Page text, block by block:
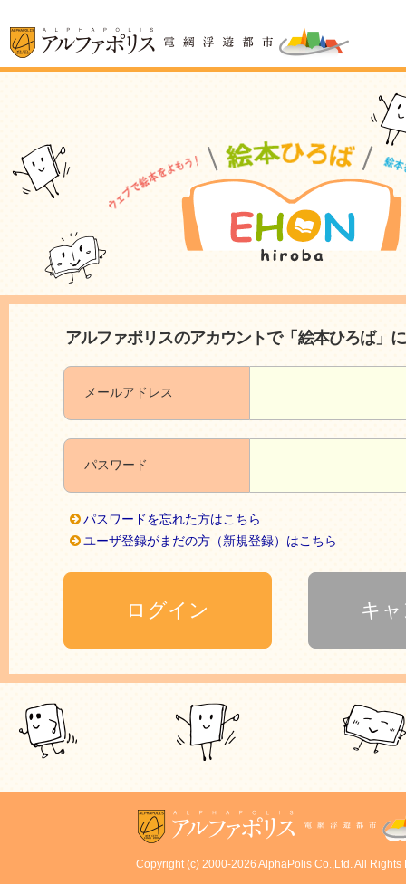
アルファポリスのアカウントで「絵本ひろば」
メールアドレス
パスワード
パスワードを忘れた方はこちら
ユーザ登録がまだの方（新規登録）はこちら
Copyright (c) 2000-2026 AlphaPolis Co.,Ltd. All Rights